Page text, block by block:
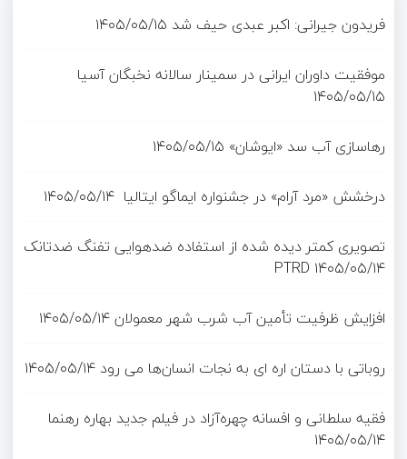
فریدون جیرانی: اکبر عبدی حیف شد ۱۴۰۵/۰۵/۱۵
موفقیت داوران ایرانی در سمینار سالانه نخبگان آسیا
۱۴۰۵/۰۵/۱۵
رهاسازی آب سد «ایوشان» ۱۴۰۵/۰۵/۱۵
درخشش «مرد آرام» در جشنواره ایماگو ایتالیا ۱۴۰۵/۰۵/۱۴
تصویری کمتر دیده شده از استفاده ضدهوایی تفنگ ضدتانک
PTRD ۱۴۰۵/۰۵/۱۴
افزایش ظرفیت تأمین آب شرب شهر معمولان۱۴۰۵/۰۵/۱۴
روباتی با دستان اره ای به نجات انسان‌ها می رود ۱۴۰۵/۰۵/۱۴
فقیه سلطانی و افسانه چهره‌آزاد در فیلم جدید بهاره رهنما
۱۴۰۵/۰۵/۱۴